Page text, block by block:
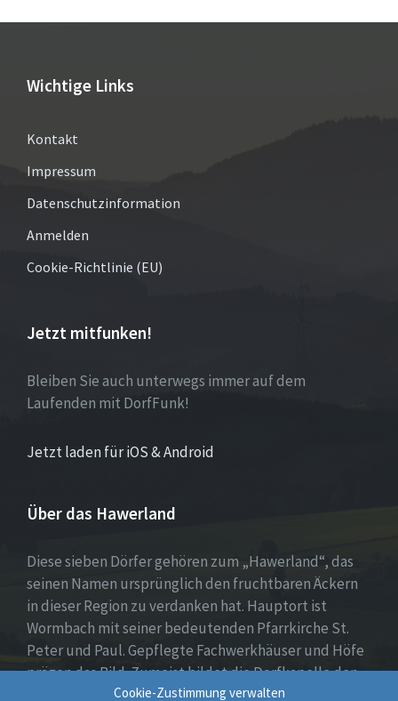
Cookie-Zustimmung verwalten
Wichtige Links
Kontakt
Impressum
Datenschutzinformation
Anmelden
Cookie-Richtlinie (EU)
Jetzt mitfunken!
Bleiben Sie auch unterwegs immer auf dem
Laufenden mit DorfFunk!
Jetzt laden für iOS & Android
Über das Hawerland
Diese sieben Dörfer gehören zum „Hawerland“, das
seinen Namen ursprünglich den fruchtbaren Äckern
in dieser Region zu verdanken hat. Hauptort ist
Wormbach mit seiner bedeutenden Pfarrkirche St.
Peter und Paul. Gepflegte Fachwerkhäuser und Höfe
prägen das Bild. Zumeist bildet die Dorfkapelle den
Mittelpunkt, umgeben von Wohnhäusern, Spiel- oder